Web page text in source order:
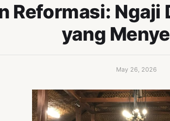
Reformasi:
yang
May 26, 2026